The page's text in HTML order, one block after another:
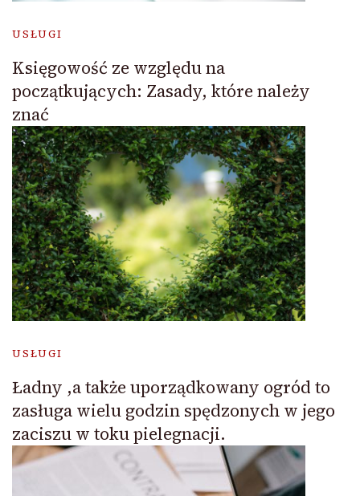
USŁUGI
Księgowość ze względu na
początkujących: Zasady, które należy
znać
USŁUGI
Ładny ,a także uporządkowany ogród to
zasługa wielu godzin spędzonych w jego
zaciszu w toku pielegnacji.